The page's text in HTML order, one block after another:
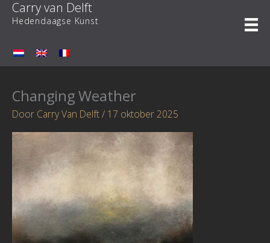
naar
inhoud
Carry van Delft
Hedendaagse Kunst
Changing Weather
Door Carry Van Delft/ 17 oktober 2025